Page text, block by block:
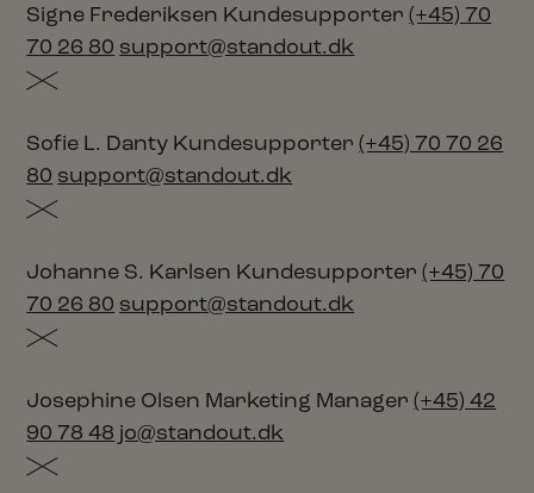
Signe Frederiksen Kundesupporter (+45) 70
70 26 80 support@standout.dk
Sofie L. Danty Kundesupporter (+45) 70 70 26
80 support@standout.dk
Johanne S. Karlsen Kundesupporter (+45) 70
70 26 80 support@standout.dk
Josephine Olsen Marketing Manager (+45) 42
90 78 48 jo@standout.dk